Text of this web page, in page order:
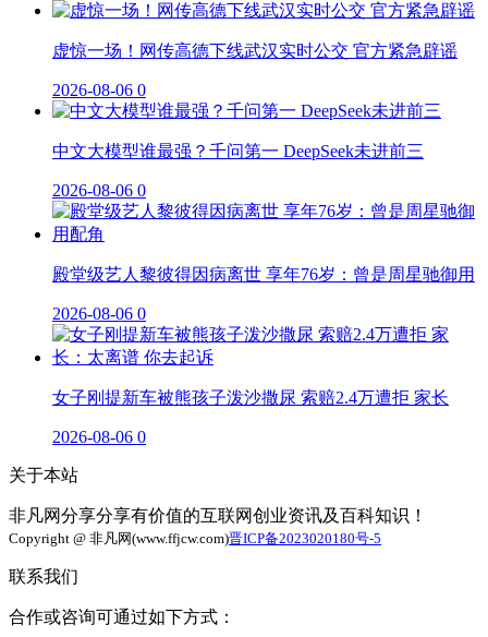
虚惊一场！网传高德下线武汉实时公交 官方紧急辟谣
2026-08-06 0
中文大模型谁最强？千问第一 DeepSeek未进前三
2026-08-06 0
殿堂级艺人黎彼得因病离世 享年76岁：曾是周星驰御用
2026-08-06 0
女子刚提新车被熊孩子泼沙撒尿 索赔2.4万遭拒 家长
2026-08-06 0
关于本站
非凡网分享分享有价值的互联网创业资讯及百科知识！
Copyright @ 非凡网(www.ffjcw.com)晋ICP备2023020180号-5
联系我们
合作或咨询可通过如下方式：